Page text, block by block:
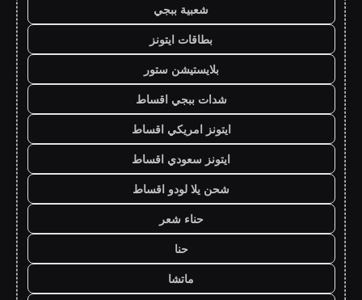
شعبية ببجي
بطاقات ايتونز
بلايستيشن ستور
شدات ببجي اقساط
ايتونز امريكي اقساط
ايتونز سعودي اقساط
شحن يلا لودو اقساط
حناء شعر
حنا
ماتشا